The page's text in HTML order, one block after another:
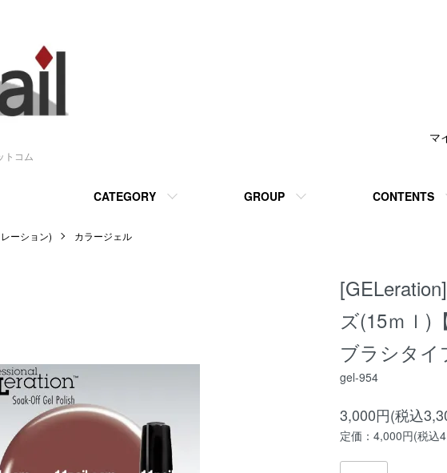
トコム
CATEGORY GROUP CONTENTS
マ
ーション) カラージェル
ズ(15ｍｌ)
ブラシタイ
gel-954
3,000円(税込
定価：4,000円(税込